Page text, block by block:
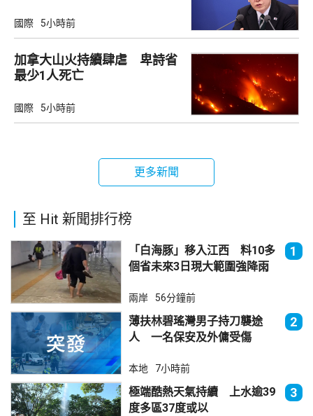
國際 5小時前
加拿大山火持續肆虐 卑詩省
最少1人死亡
國際 5小時前
更多新聞
至 Hit 新聞排行榜
「白海豚」移入江西 料10多
個省未來3日現大範圍強降雨
1
兩岸 56分鐘前
薄扶林碧瑤灣男子持刀襲途
人 一名保安及外傭受傷
2
本地 7小時前
極端酷熱天氣持續 上水逾39
度多區37度或以
3